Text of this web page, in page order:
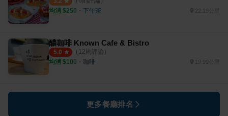
均消 $250 ・ 下午茶
醲咖啡 Known Cafe & Bistro
5.0 （ 12則評論）
均消 $100 ・ 咖啡
更多餐廳排名